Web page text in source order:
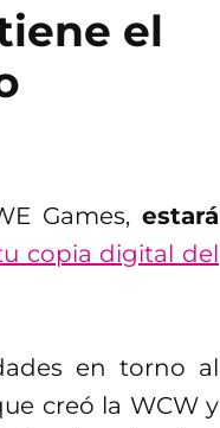
el
Games, estará
copia digital del
en torno al
creó la WCW y